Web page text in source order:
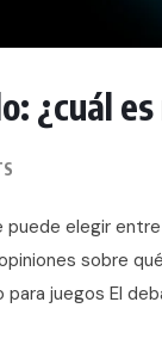
¿cuál
puede elegir
sobre
juegos El